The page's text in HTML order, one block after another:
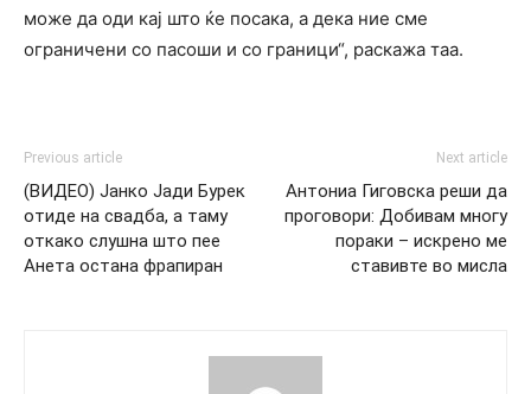
може да оди кај што ќе посака, а дека ние сме
ограничени со пасоши и со граници“, раскажа таа.
Previous article
(ВИДЕО) Јанко Јади Бурек
отиде на свадба, а таму
откако слушна што пее
Анета остана фрапиран
Next article
Антониа Гиговска реши да
проговори: Добивам многу
пораки – искрено ме
ставивте во мисла